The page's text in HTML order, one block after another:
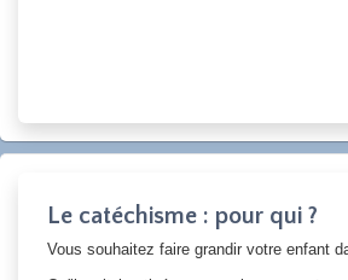
Le catéchisme : pour qui ?
Vous souhaitez faire grandir votre enfant